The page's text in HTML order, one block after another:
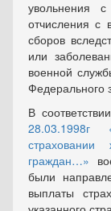
увольнения
отчисления с
сборов
или
военной
Федерального
В
28.03.1998г
граждан…»
были
выплаты